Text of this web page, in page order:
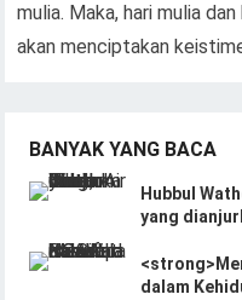
mulia. Maka, hari mulia
akan menciptakan
BANYAK YANG BACA
Hubbul
yang
dalam